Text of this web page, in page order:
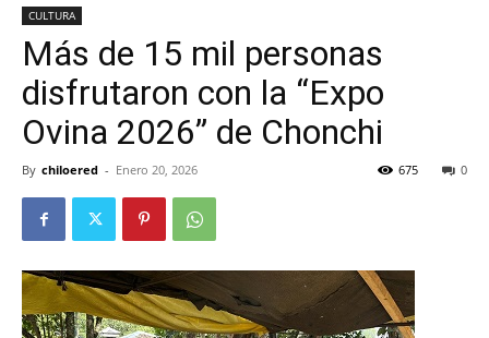
CULTURA
Más de 15 mil personas
disfrutaron con la “Expo
Ovina 2026” de Chonchi
By chiloered - Enero 20, 2026 0
675